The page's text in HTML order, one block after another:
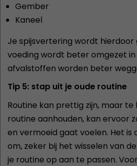
Gember
Kaneel
Je spijsvertering wordt hierdoor
voeding wordt beter omgezet
afvalstoffen worden beter
Tip 5: stap uit je oude routine
Routine kan prettig zijn, maar te
routine aanhouden, kan ervoor
en vermoeid gaat voelen. Het is
om, zeker bij het wisselen van
je routine op aan te passen.